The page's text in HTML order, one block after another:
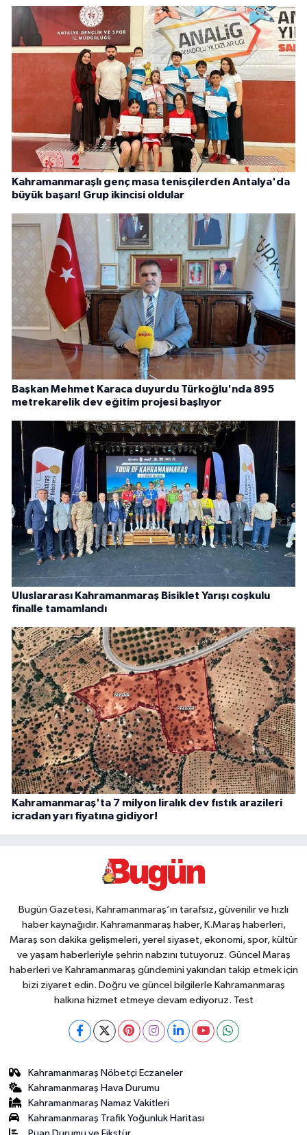
Kahramanmaraşlı genç masa tenisçilerden Antalya'da
büyük başarı! Grup ikincisi oldular
Başkan Mehmet Karaca duyurdu Türkoğlu'nda 895
metrekarelik dev eğitim projesi başlıyor
Uluslararası Kahramanmaraş Bisiklet Yarışı coşkulu
finalle tamamlandı
Kahramanmaraş'ta 7 milyon liralık dev fıstık arazileri
icradan yarı fiyatına gidiyor!
Bugün Gazetesi, Kahramanmaraş’ın tarafsız, güvenilir ve hızlı
haber kaynağıdır. Kahramanmaraş haber, K.Maraş haberleri,
Maraş son dakika gelişmeleri, yerel siyaset, ekonomi, spor, kültür
ve yaşam haberleriyle şehrin nabzını tutuyoruz. Güncel Maraş
haberleri ve Kahramanmaraş gündemini yakından takip etmek için
bizi ziyaret edin. Doğru ve güncel bilgilerle Kahramanmaraş
halkına hizmet etmeye devam ediyoruz. Test
Kahramanmaraş Nöbetçi Eczaneler
Kahramanmaraş Hava Durumu
Kahramanmaraş Namaz Vakitleri
Kahramanmaraş Trafik Yoğunluk Haritası